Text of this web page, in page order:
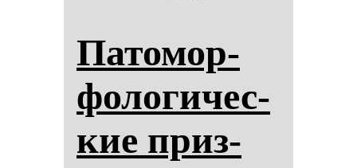
Па­то­мор­
фо­ло­ги­чес­
кие приз­